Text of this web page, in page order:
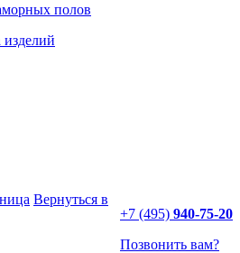
полов
изделий
+7 (495) 940-75-20
Позвонить вам?
Вернуться в